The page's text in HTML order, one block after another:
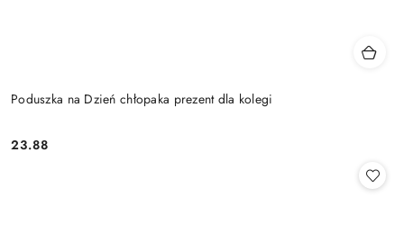
Poduszka na Dzień chłopaka prezent dla kolegi
Cena:
23.88